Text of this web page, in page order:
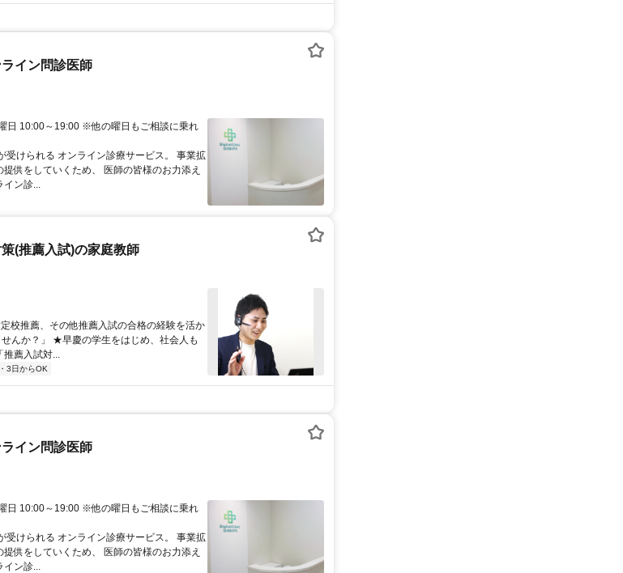
イン問診医師
日 10:00～19:00 ※他の曜日もご相談に乗れ
受けられる オンライン診療サービス。 事業拡
供をしていくため、 医師の皆様のお力添え
イン診...
(推薦入試)の家庭教師
校推薦、その他推薦入試の合格の経験を活か
んか？」 ★早慶の学生をはじめ、社会人も
薦入試対...
3日からOK
イン問診医師
日 10:00～19:00 ※他の曜日もご相談に乗れ
受けられる オンライン診療サービス。 事業拡
供をしていくため、 医師の皆様のお力添え
イン診...